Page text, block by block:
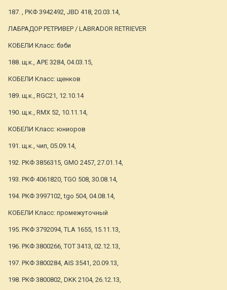
187. , РКФ 3942492, JBD 418, 20.03.14,
ЛАБРАДОР РЕТРИВЕР / LABRADOR RETRIEVER
КОБЕЛИ Класс: бэби
188. щ.к., АРЕ 3284, 04.03.15,
КОБЕЛИ Класс: щенков
189. щ.к., RGC21, 12.10.14
190. щ.к., RMX 52, 10.11.14,
КОБЕЛИ Класс: юниоров
191. щ.к., чип, 05.09.14,
192. РКФ 3856315, GMO 2457, 27.01.14,
193. РКФ 4061820, TGO 508, 30.08.14,
194. РКФ 3997102, tgo 504, 04.08.14,
КОБЕЛИ Класс: промежуточный
195. РКФ 3792094, TLA 1655, 15.11.13,
196. РКФ 3800266, ТОТ 3413, 02.12.13,
197. РКФ 3800284, AIS 3541, 20.09.13,
198. РКФ 3800802, DKK 2104, 26.12.13,